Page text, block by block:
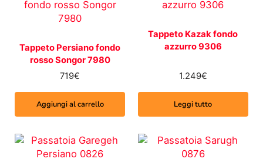
Tappeto Persiano fondo
rosso Songor 7980
719€
Aggiungi al carrello
Tappeto Kazak fondo
azzurro 9306
1.249€
Leggi tutto